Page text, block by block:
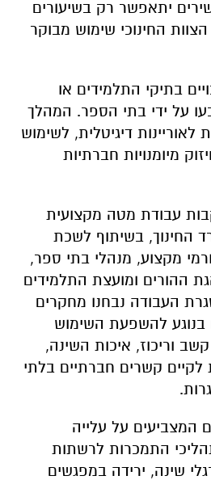
יתאפשר רק בשיעורים
החינוכי שימוש מבוקר
בתיקי התלמידים או
על ידי בתי הספר. המהלך
לאוריינות דיגיטלית, לשימוש
מיומנויות חברתיות
עבודת מטה מקצועית
החינוך, בשיתוף לשכת
מקצוע, מנהלי בתי ספר,
ההורים ומועצת התלמידים
העבודה נבחנו מחקרים
בנוגע להשפעת השימוש
וריכוז, איכות השינה,
לקיים קשרים חברתיים בלתי
המצביעים על עלייה
התמכרות לרשתות
שינה, ירידה במפגשים